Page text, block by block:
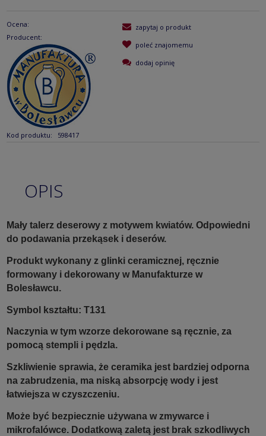
Ocena:
Producent:
Kod produktu: 598417
zapytaj o produkt
poleć znajomemu
dodaj opinię
OPIS
Mały talerz deserowy z motywem kwiatów. Odpowiedni
do podawania przekąsek i deserów.
Produkt wykonany z glinki ceramicznej, ręcznie
formowany i dekorowany w Manufakturze w
Bolesławcu.
Symbol kształtu: T131
Naczynia w tym wzorze dekorowane są ręcznie, za
pomocą stempli i pędzla.
Szkliwienie sprawia, że ceramika jest bardziej odporna
na zabrudzenia, ma niską absorpcję wody i jest
łatwiejsza w czyszczeniu.
Może być bezpiecznie używana w zmywarce i
mikrofalówce. Dodatkową zaletą jest brak szkodliwych